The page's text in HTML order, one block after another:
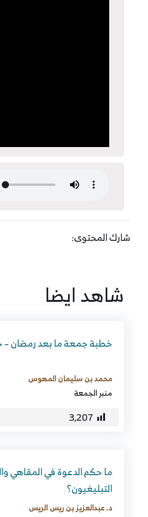
شارك المحتوى:
شاهد ايضا
خطبة جمعة ما بعد رمضان –
محمد بن سليمان المهوس
منبر الجمعة
3٬207
ما حكم الدعوة في المقاهي
التبليغيون؟
د. عبدالعزيز بن ريس الريس